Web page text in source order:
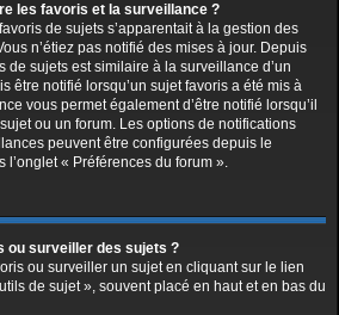
les favoris et la surveillance ?
de sujets s’apparentait à la gestion des
n’étiez pas notifié des mises à jour. Depuis
de sujets est similaire à la surveillance d’un
être notifié lorsqu’un sujet favoris a été mis à
vous permet également d’être notifié lorsqu’il
ou un forum. Les options de notifications
peuvent être configurées depuis le
l’onglet « Préférences du forum ».
ou surveiller des sujets ?
ou surveiller un sujet en cliquant sur le lien
de sujet », souvent placé en haut et en bas du